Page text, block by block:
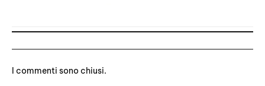
I commenti sono chiusi.